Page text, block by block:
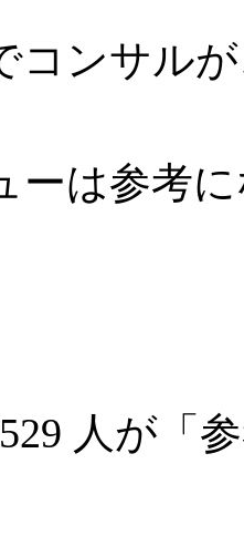
コンサル
ーは参考
529 人が「